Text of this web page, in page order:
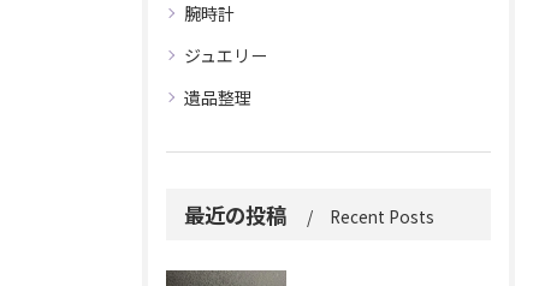
腕時計
ジュエリー
遺品整理
最近の投稿 Recent Posts